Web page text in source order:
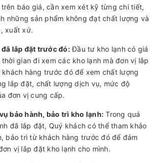
báo giá, cần xem xét kỹ từng chi tiết,
những sản phẩm không đạt chất lượng và
xuất xứ.
lắp đặt trước đó:Đầu tư kho lạnh có giá
gian đi xem các kho lạnh mà đơn vị lắp
hàng trước đó để xem chất lượng
lắp đặt, chất lượng dịch vụ, mức độ
đơn vị cung cấp.
bảo hành, bảo trì kho lạnh: Trong quá
đã lắp đặt, Quý khách có thể tham khảo
bảo trì từ khách hàng trước đó để đảm
vị lắp đặt kho lạnh cho mình.